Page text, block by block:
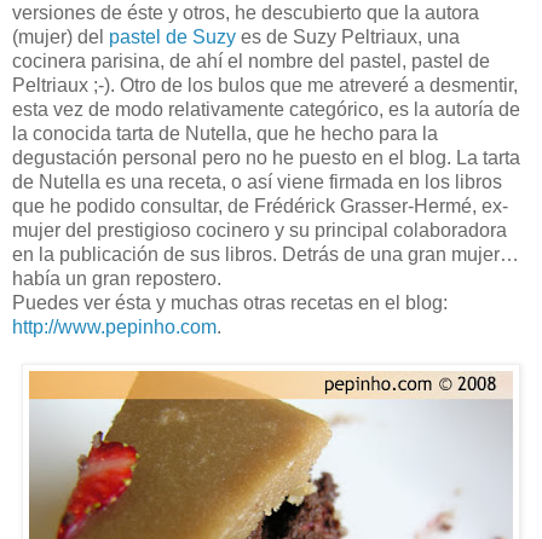
versiones de éste y otros, he descubierto que la autora
(mujer) del pastel de Suzy es de Suzy Peltriaux, una
cocinera parisina, de ahí el nombre del pastel, pastel de
Peltriaux ;-). Otro de los bulos que me atreveré a desmentir,
esta vez de modo relativamente categórico, es la autoría de
la conocida tarta de Nutella, que he hecho para la
degustación personal pero no he puesto en el blog. La tarta
de Nutella es una receta, o así viene firmada en los libros
que he podido consultar, de Frédérick Grasser-Hermé, ex-
mujer del prestigioso cocinero y su principal colaboradora
en la publicación de sus libros. Detrás de una gran mujer…
había un gran repostero.
Puedes ver ésta y muchas otras recetas en el blog:
http://www.pepinho.com.